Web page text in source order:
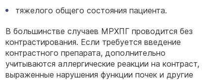
тяжелого общего состояния пациента.
В большинстве случаев МРХПГ проводится без
контрастирования. Если требуется введение
контрастного препарата, дополнительно
учитываются аллергические реакции на контраст,
выраженные нарушения функции почек и другие